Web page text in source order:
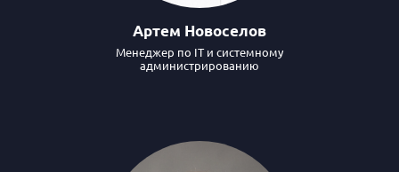
Артем Новоселов
Менеджер по IT и системному
администрированию